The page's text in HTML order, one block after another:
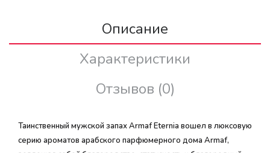
Описание
Характеристики
Отзывов (0)
Таинственный мужской запах Armaf Eternia вошел в люксовую
серию ароматов арабского парфюмерного дома Armaf,